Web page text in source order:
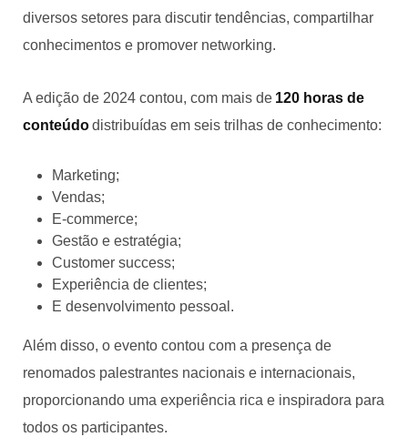
diversos setores para discutir tendências, compartilhar
conhecimentos e promover networking.
A edição de 2024 contou, com mais de 120 horas de
conteúdodistribuídas em seis trilhas de conhecimento:
Marketing;
Vendas;
E-commerce;
Gestão e estratégia;
Customer success;
Experiência de clientes;
E desenvolvimento pessoal.
Além disso, o evento contou com a presença de
renomados palestrantes nacionais e internacionais,
proporcionando uma experiência rica e inspiradora para
todos os participantes.